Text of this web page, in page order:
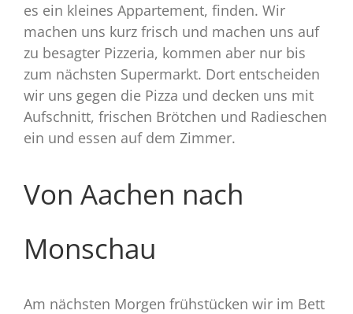
es ein kleines Appartement, finden. Wir
machen uns kurz frisch und machen uns auf
zu besagter Pizzeria, kommen aber nur bis
zum nächsten Supermarkt. Dort entscheiden
wir uns gegen die Pizza und decken uns mit
Aufschnitt, frischen Brötchen und Radieschen
ein und essen auf dem Zimmer.
Von Aachen nach
Monschau
Am nächsten Morgen frühstücken wir im Bett